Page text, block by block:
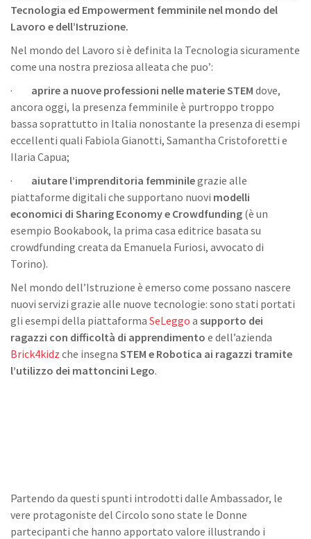
Tecnologia ed Empowerment femminile nel mondo del
Lavoro e dell’Istruzione.
Nel mondo del Lavoro si è definita la Tecnologia sicuramente
come una nostra preziosa alleata che puo’:
· aprire a nuove professioni nelle materie STEM dove,
ancora oggi, la presenza femminile è purtroppo troppo
bassa soprattutto in Italia nonostante la presenza di esempi
eccellenti quali Fabiola Gianotti, Samantha Cristoforetti e
Ilaria Capua;
· aiutare l’imprenditoria femminilegrazie alle
piattaforme digitali che supportano nuovi modelli
economici di Sharing Economy e Crowdfunding (è un
esempio Bookabook, la prima casa editrice basata su
crowdfunding creata da Emanuela Furiosi, avvocato di
Torino).
Nel mondo dell’Istruzione è emerso come possano nascere
nuovi servizi grazie alle nuove tecnologie: sono stati portati
gli esempi della piattaforma SeLeggo a supporto dei
ragazzi con difficoltà di apprendimento e dell’azienda
Brick4kidz che insegna STEM e Robotica ai ragazzi tramite
l’utilizzo dei mattoncini Lego.
Partendo da questi spunti introdotti dalle Ambassador, le
vere protagoniste del Circolo sono state le Donne
partecipanti che hanno apportato valore illustrando i